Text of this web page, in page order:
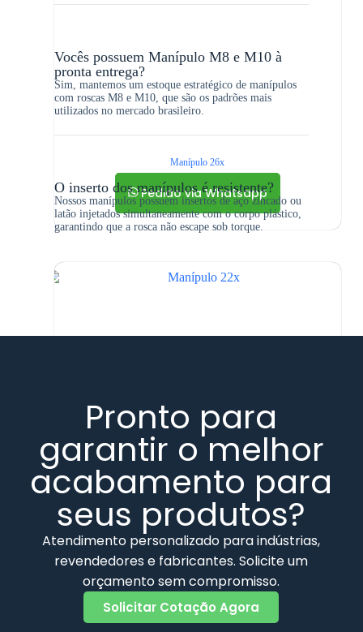
Manípulo 26x
Pedido via Whatsapp
Manípulo 22x
Pedido via Whatsapp
Vocês possuem Manípulo M8 e M10 à
pronta entrega?
Sim, mantemos um estoque estratégico de manípulos
com roscas M8 e M10, que são os padrões mais
utilizados no mercado brasileiro.
O inserto dos manípulos é resistente?
Nossos manípulos possuem insertos de aço zincado ou
latão injetados simultaneamente com o corpo plástico,
garantindo que a rosca não escape sob torque.
Pronto para
garantir o melhor
acabamento para
seus produtos?
Atendimento personalizado para indústrias,
revendedores e fabricantes. Solicite um
orçamento sem compromisso.
Solicitar Cotação Agora